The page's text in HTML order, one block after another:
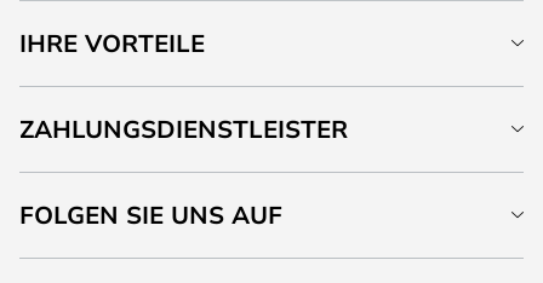
IHRE VORTEILE
ZAHLUNGSDIENSTLEISTER
FOLGEN SIE UNS AUF